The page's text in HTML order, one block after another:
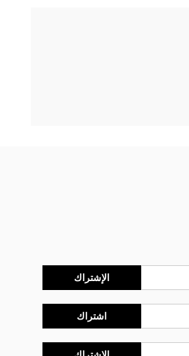
الإشتراك
اشتراك